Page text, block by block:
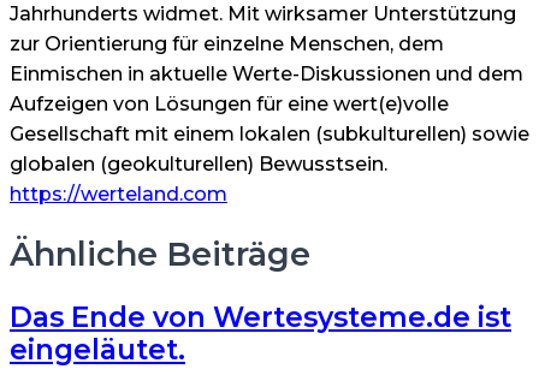
Jahrhunderts widmet. Mit wirksamer Unterstützung
zur Orientierung für einzelne Menschen, dem
Einmischen in aktuelle Werte-Diskussionen und dem
Aufzeigen von Lösungen für eine wert(e)volle
Gesellschaft mit einem lokalen (subkulturellen) sowie
globalen (geokulturellen) Bewusstsein.
https://werteland.com
Ähnliche Beiträge
Das Ende von Wertesysteme.de ist
eingeläutet.